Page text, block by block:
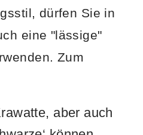
dürfen Sie in
eine "lässige"
Zum
aber auch